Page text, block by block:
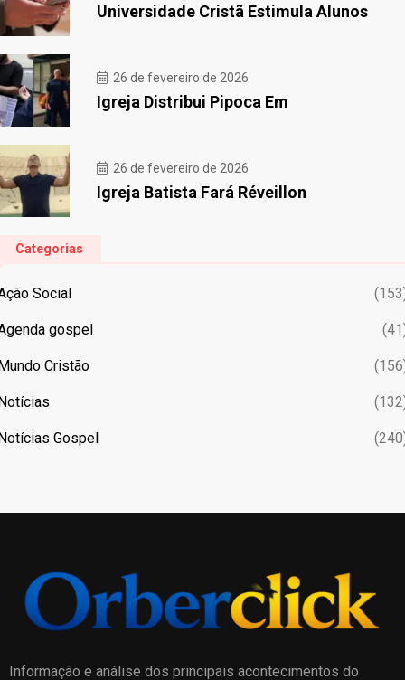
Universidade Cristã Estimula Alunos
26 de fevereiro de 2026
Igreja Distribui Pipoca Em
26 de fevereiro de 2026
Igreja Batista Fará Réveillon
Categorias
Social
gospel
Cristão
Gospel
Informação e análise dos principais acontecimentos do